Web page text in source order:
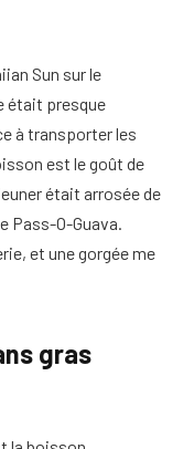
Sun sur le
était presque
à transporter les
est le goût de
était arrosée de
Pass-O-Guava.
et une gorgée me
gras